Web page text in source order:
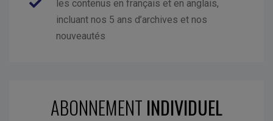
les contenus en français et en anglais,
incluant nos 5 ans d’archives et nos
nouveautés
ABONNEMENT INDIVIDUEL